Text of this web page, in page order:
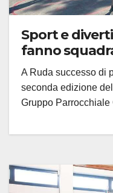
Sport e
fanno
A Ruda successo di
seconda edizione
Gruppo Parrocchiale